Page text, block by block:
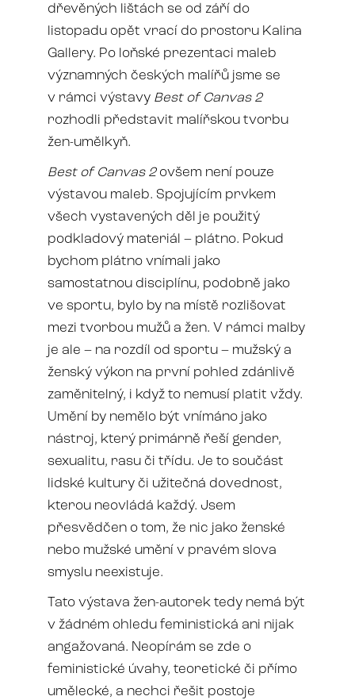
dřevěných lištách se od září do
listopadu opět vrací do prostoru Kalina
Gallery. Po loňské prezentaci maleb
významných českých malířů jsme se
v rámci výstavy Best of Canvas 2
rozhodli představit malířskou tvorbu
žen-umělkyň.
Best of Canvas 2ovšem není pouze
výstavou maleb. Spojujícím prvkem
všech vystavených děl je použitý
podkladový materiál – plátno. Pokud
bychom plátno vnímali jako
samostatnou disciplínu, podobně jako
ve sportu, bylo by na místě rozlišovat
mezi tvorbou mužů a žen. V rámci malby
je ale – na rozdíl od sportu – mužský a
ženský výkon na první pohled zdánlivě
zaměnitelný, i když to nemusí platit vždy.
Umění by nemělo být vnímáno jako
nástroj, který primárně řeší gender,
sexualitu, rasu či třídu. Je to součást
lidské kultury či užitečná dovednost,
kterou neovládá každý. Jsem
přesvědčen o tom, že nic jako ženské
nebo mužské umění v pravém slova
smyslu neexistuje.
Tato výstava žen-autorek tedy nemá být
v žádném ohledu feministická ani nijak
angažovaná. Neopírám se zde o
feministické úvahy, teoretické či přímo
umělecké, a nechci řešit postoje